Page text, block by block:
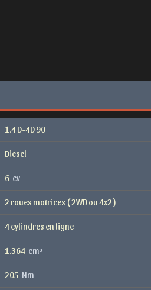
1.4 D-4D 90
Diesel
6 cv
2 roues motrices ( 2WD ou 4x2 )
4 cylindres en ligne
1.364 cm³
205 Nm